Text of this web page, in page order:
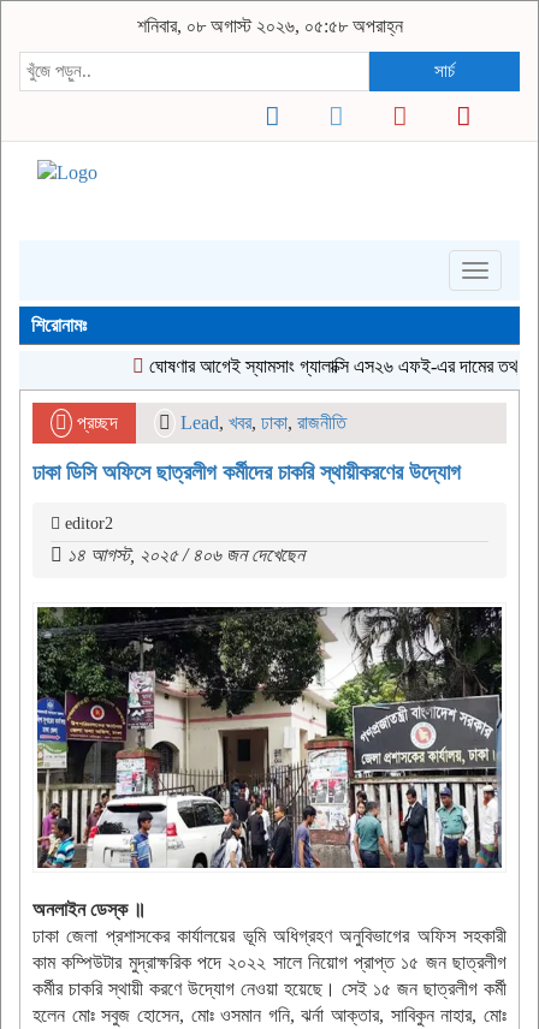
শনিবার, ০৮ অগাস্ট ২০২৬, ০৫:৫৮ অপরাহ্ন
সার্চ
Toggle
শিরোনামঃ
ঘোষণার আগেই স্যামসাং গ্যালাক্সি এস২৬ এফই-এর দামের তথ্য ফাঁস
প্রচ্ছদ Lead, খবর, ঢাকা, রাজনীতি
ঢাকা ডিসি অফিসে ছাত্রলীগ কর্মীদের চাকরি স্থায়ীকরণের উদ্যোগ
editor2
১৪ আগস্ট, ২০২৫ / ৪০৬ জন দেখেছেন
অনলাইন ডেস্ক ॥
ঢাকা জেলা প্রশাসকের কার্যালয়ের ভূমি অধিগ্রহণ অনুবিভাগের অফিস সহকারী
কাম কম্পিউটার মুদ্রাক্ষরিক পদে ২০২২ সালে নিয়োগ প্রাপ্ত ১৫ জন ছাত্রলীগ
কর্মীর চাকরি স্থায়ী করণে উদ্যোগ নেওয়া হয়েছে। সেই ১৫ জন ছাত্রলীগ কর্মী
হলেন মোঃ সবুজ হোসেন, মোঃ ওসমান গনি, ঝর্না আক্তার, সাবিকুন নাহার, মোঃ